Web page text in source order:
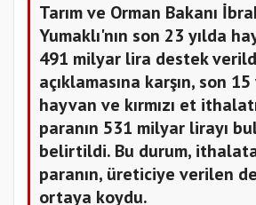
Tarım ve Orman Bakanı
Yumaklı'nın son 23 yılda
491 milyar lira destek
açıklamasına karşın, son 15
hayvan ve kırmızı et
paranın 531 milyar lirayı
belirtildi. Bu durum,
paranın, üreticiye verilen
ortaya koydu.